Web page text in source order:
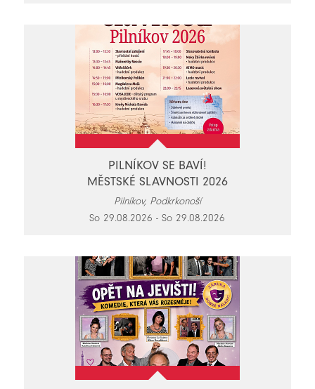
PILNÍKOV SE BAVÍ!
MĚSTSKÉ SLAVNOSTI 2026
Pilníkov, Podkrkonoší
So 29.08.2026 - So 29.08.2026